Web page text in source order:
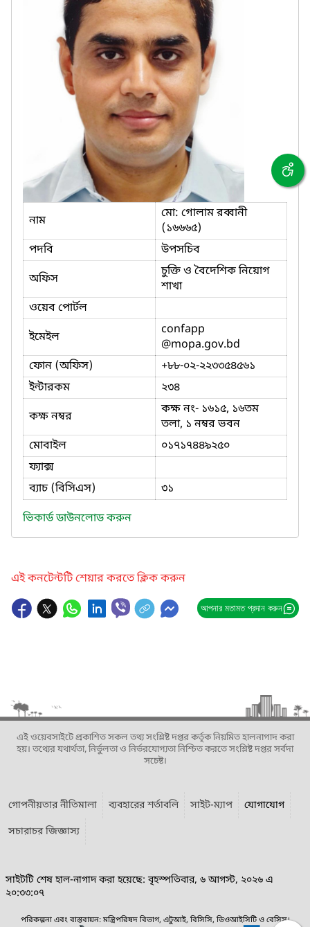
নাম
মো: গোলাম রব্বানী
(১৬৬৬৫)
পদবি
উপসচিব
অফিস
চুক্তি ও বৈদেশিক নিয়োগ
শাখা
ওয়েব পোর্টল
ইমেইল
confapp
@mopa.gov.bd
ফোন (অফিস)
+৮৮-০২-২২৩৩৫৪৫৬১
ইন্টারকম
২৩৪
কক্ষ নম্বর
কক্ষ নং- ১৬১৫, ১৬তম
তলা, ১ নম্বর ভবন
মোবাইল
০১৭১৭৪৪৯২৫০
ফ্যাক্স
ব্যাচ (বিসিএস)
৩১
ভিকার্ড ডাউনলোড করুন
এই কনটেন্টটি শেয়ার করতে ক্লিক করুন
আপনার মতামত প্রদান করুন
এই ওয়েবসাইটে প্রকাশিত সকল তথ্য সংশ্লিষ্ট দপ্তর কর্তৃক নিয়মিত হালনাগাদ করা
হয়। তথ্যের যথার্থতা, নির্ভুলতা ও নির্ভরযোগ্যতা নিশ্চিত করতে সংশ্লিষ্ট দপ্তর সর্বদা
সচেষ্ট।
গোপনীয়তার নীতিমালা ব্যবহারের শর্তাবলি সাইট-ম্যাপ
যোগাযোগ
সচারাচর জিজ্ঞাস্য
সাইটটি শেষ হাল-নাগাদ করা হয়েছে: বৃহস্পতিবার, ৬ আগস্ট, ২০২৬ এ
২০:৩৩:০৭
পরিকল্পনা এবং বাস্তবায়ন: মন্ত্রিপরিষদ বিভাগ, এটুআই, বিসিসি, ডিওআইসিটি ও বেসিস।